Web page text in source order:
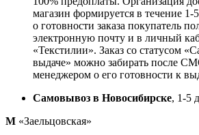
магазин формируется в течение
о готовности заказа покупатель
электронную почту и в личный
«Текстилии». Заказ со статусом
выдаче» можно забирать после
менеджером о его готовности к
Самовывоз в Новосибирске, 1-5
М «Заельцовская»